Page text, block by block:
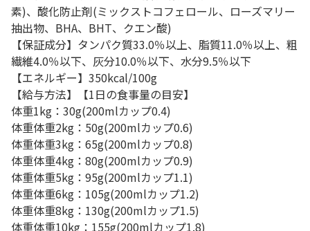
素)、酸化防止剤(ミックストコフェロール、ローズマリー
抽出物、BHA、BHT、クエン酸)
【保証成分】タンパク質33.0％以上、脂質11.0％以上、粗
繊維4.0％以下、灰分10.0％以下、水分9.5％以下
【エネルギー】350kcal/100g
【給与方法】【1日の食事量の目安】
体重1kg：30g(200mlカップ0.4)
体重体重2kg：50g(200mlカップ0.6)
体重体重3kg：65g(200mlカップ0.8)
体重体重4kg：80g(200mlカップ0.9)
体重体重5kg：95g(200mlカップ1.1)
体重体重6kg：105g(200mlカップ1.2)
体重体重8kg：130g(200mlカップ1.5)
体重体重10kg：155g(200mlカップ1.8)